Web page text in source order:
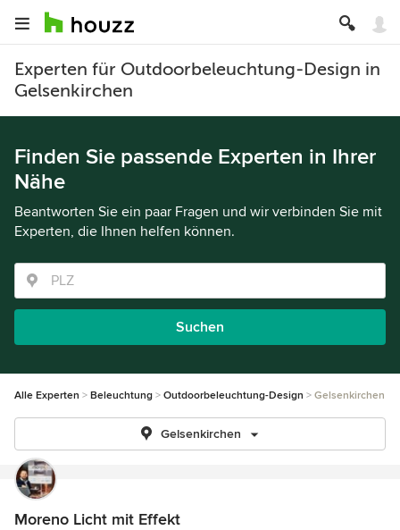
Experten für Outdoorbeleuchtung-Design in
Gelsenkirchen
Finden Sie passende Experten in Ihrer
Nähe
Beantworten Sie ein paar Fragen und wir verbinden Sie mit
Experten, die Ihnen helfen können.
Suchen
Alle Experten Beleuchtung Outdoorbeleuchtung-Design Gelsenkirchen
Gelsenkirchen
Moreno Licht mit Effekt